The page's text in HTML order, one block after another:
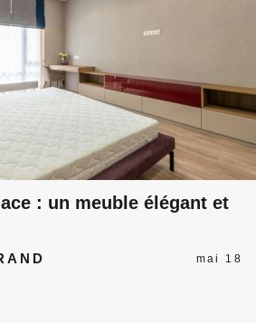
: un meuble élégant et
mai 18